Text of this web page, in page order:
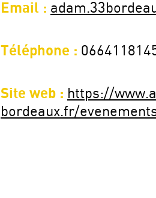
Email :
Téléphone :
Site web : https://
bordeaux.fr/